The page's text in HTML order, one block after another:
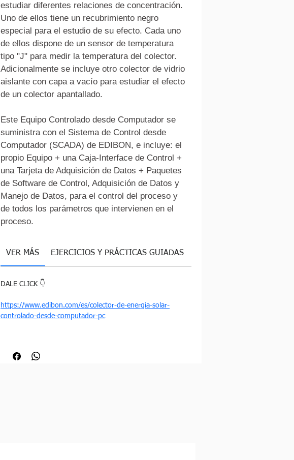
estudiar diferentes relaciones de concentración.
Uno de ellos tiene un recubrimiento negro
especial para el estudio de su efecto. Cada uno
de ellos dispone de un sensor de temperatura
tipo "J" para medir la temperatura del colector.
Adicionalmente se incluye otro colector de vidrio
aislante con capa a vacío para estudiar el efecto
de un colector apantallado.
Este Equipo Controlado desde Computador se
suministra con el Sistema de Control desde
Computador (SCADA) de EDIBON, e incluye: el
propio Equipo + una Caja-Interface de Control +
una Tarjeta de Adquisición de Datos + Paquetes
de Software de Control, Adquisición de Datos y
Manejo de Datos, para el control del proceso y
de todos los parámetros que intervienen en el
proceso.
VER MÁS EJERCICIOS Y PRÁCTICAS GUIADAS
DALE CLICK 👇
https://www.edibon.com/es/colector-de-energia-solar-
controlado-desde-computador-pc